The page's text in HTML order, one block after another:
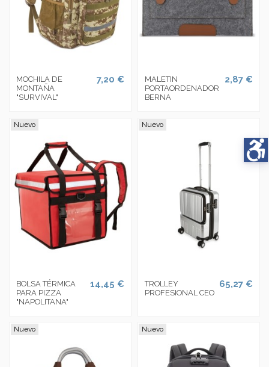
MOCHILA DE
MONTAÑA
"SURVIVAL"
7,20 €
MALETIN
PORTAORDENADOR
BERNA
2,87 €
Nuevo
BOLSA TÉRMICA
PARA PIZZA
"NAPOLITANA"
14,45 €
Nuevo
TROLLEY
PROFESIONAL CEO
65,27 €
Nuevo Nuevo